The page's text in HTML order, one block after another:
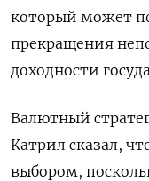
который может
прекращения
доходности
Валютный
Катрил сказал,
выбором,